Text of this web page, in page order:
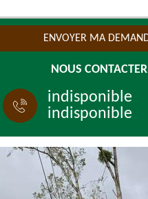
NOUS CONTACTER
indisponible
indisponible